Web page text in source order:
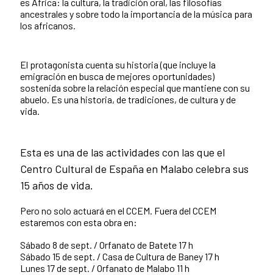
es África: la cultura, la tradición oral, las filosofías
ancestrales y sobre todo la importancia de la música para
los africanos.
El protagonista cuenta su historia (que incluye la
emigración en busca de mejores oportunidades)
sostenida sobre la relación especial que mantiene con su
abuelo. Es una historia, de tradiciones, de cultura y de
vida.
Esta es una de las actividades con las que el
Centro Cultural de España en Malabo celebra sus
15 años de vida.
Pero no solo actuará en el CCEM. Fuera del CCEM
estaremos con esta obra en:
Sábado 8 de sept. / Orfanato de Batete 17 h
Sábado 15 de sept. / Casa de Cultura de Baney 17 h
Lunes 17 de sept. / Orfanato de Malabo 11 h